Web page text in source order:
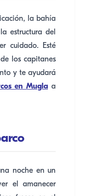
la bahía
estructura del
cuidado. Esté
los capitanes
y te ayudará
en Muglaa
noche en un
el amanecer